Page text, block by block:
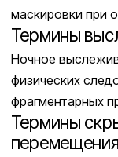
маскировки при
Термины
Ночное
физических
фрагментарных
Термины
перемещения